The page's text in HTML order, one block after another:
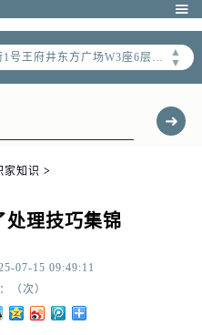

▲
▼
北京市朝阳区建国门外大街甲6号华熙国际中心D座11层1102室售后服务中心（需提前预约）
北京市东城区东长安街1号王府井东方广场W3座6层602室售后服务中心（需提前预约）
家知识 >
处理技巧集锦
07-15 09:49:11
（次）